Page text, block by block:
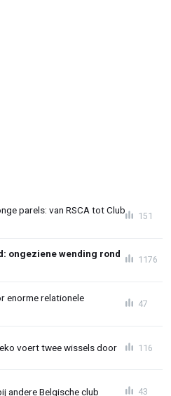
parels: van RSCA tot Club
151
ongeziene wending rond
1176
enorme relationele
47
voert twee wissels door 116
andere Belgische club 43